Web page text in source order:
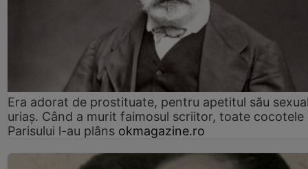
Era adorat de prostituate, pentru apetitul său
uriaș. Când a murit faimosul scriitor, toate cocotele
Parisului l-au plâns okmagazine.ro